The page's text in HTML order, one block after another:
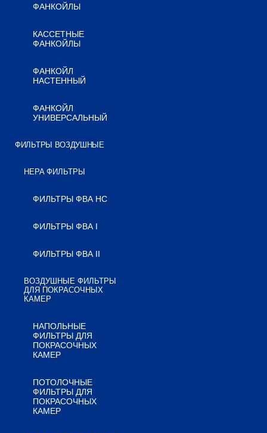
ФАНКОЙЛЫ
КАССЕТНЫЕ
ФАНКОЙЛЫ
ФАНКОЙЛ
НАСТЕННЫЙ
ФАНКОЙЛ
УНИВЕРСАЛЬНЫЙ
ФИЛЬТРЫ ВОЗДУШНЫЕ
HEPA ФИЛЬТРЫ
ФИЛЬТРЫ ФВА HC
ФИЛЬТРЫ ФВА I
ФИЛЬТРЫ ФВА II
ВОЗДУШНЫЕ ФИЛЬТРЫ
ДЛЯ ПОКРАСОЧНЫХ
КАМЕР
НАПОЛЬНЫЕ
ФИЛЬТРЫ ДЛЯ
ПОКРАСОЧНЫХ
КАМЕР
ПОТОЛОЧНЫЕ
ФИЛЬТРЫ ДЛЯ
ПОКРАСОЧНЫХ
КАМЕР